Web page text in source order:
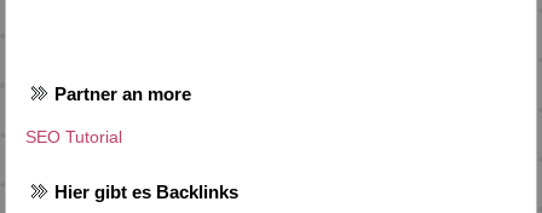
Partner an more
SEO Tutorial
Hier gibt es Backlinks